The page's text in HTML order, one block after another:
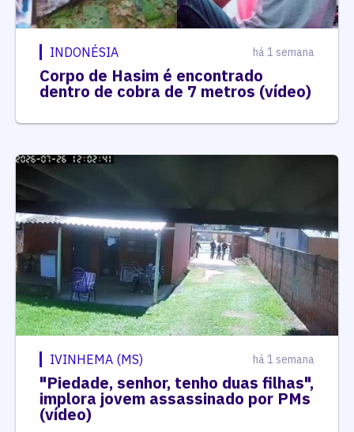
INDONÉSIA há 1 semana
Corpo de Hasim é encontrado
dentro de cobra de 7 metros (vídeo)
IVINHEMA (MS) há 1 semana
"Piedade, senhor, tenho duas filhas",
implora jovem assassinado por PMs
(vídeo)